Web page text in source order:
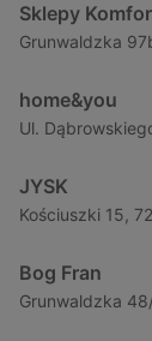
Sklepy
Grunwaldzka
home&you
Ul.
JYSK
Kościuszki 15,
Bog Fran
Grunwaldzka